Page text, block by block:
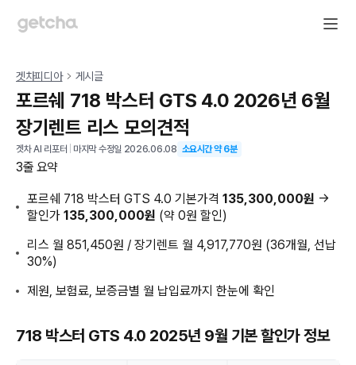
겟차피디아 게시글
포르쉐 718 박스터 GTS 4.0 2026년 6월
장기렌트 리스 모의견적
겟차 AI 리포터 마지막 수정일 2026.06.08 소요시간 약6분
3줄 요약
포르쉐 718 박스터 GTS 4.0 기본가격135,300,000원 →
할인가135,300,000원 (약 0원 할인)
리스 월 851,450원 / 장기렌트 월 4,917,770원 (36개월, 선납
30%)
제원, 보험료, 보증금별 월 납입료까지 한눈에 확인
718 박스터 GTS 4.0 2025년 9월 기본 할인가 정보